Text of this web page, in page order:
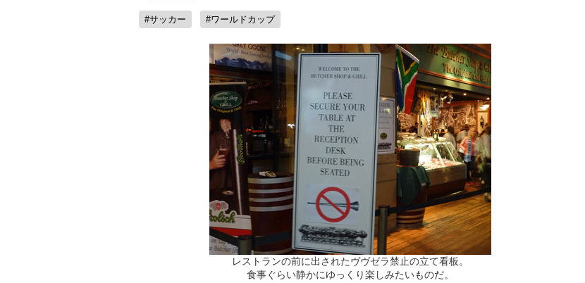
#サッカー #ワールドカップ
レストランの前に出されたヴヴゼラ禁止の立て看板。
食事ぐらい静かにゆっくり楽しみたいものだ。